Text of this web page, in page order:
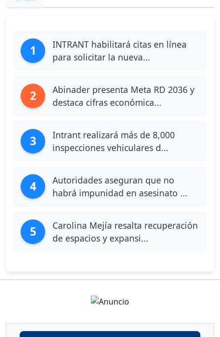
1
INTRANT habilitará citas en línea
para solicitar la nueva...
2
Abinader presenta Meta RD 2036 y
destaca cifras económica...
3
Intrant realizará más de 8,000
inspecciones vehiculares d...
4
Autoridades aseguran que no
habrá impunidad en asesinato ...
5
Carolina Mejía resalta recuperación
de espacios y expansi...